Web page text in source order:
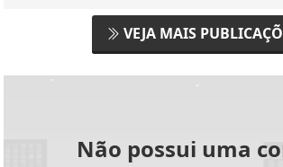
VEJA MAIS
Não possui uma